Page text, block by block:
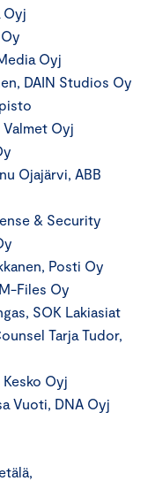
Oyj
Oyj
DAIN Studios Oy
Oyj
Ojajärvi, ABB
& Security
Posti Oy
Files Oy
SOK Lakiasiat
Tarja Tudor,
Oyj
Vuoti, DNA Oyj